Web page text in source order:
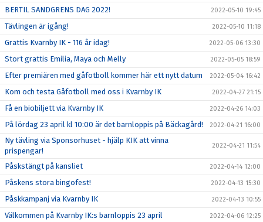
BERTIL SANDGRENS DAG 2022! 2022-05-10 19:45
Tävlingen är igång! 2022-05-10 11:18
Grattis Kvarnby IK - 116 år idag! 2022-05-06 13:30
Stort grattis Emilia, Maya och Melly 2022-05-05 18:59
Efter premiären med gåfotboll kommer här ett nytt datum 2022-05-04 16:42
Kom och testa Gåfotboll med oss i Kvarnby IK 2022-04-27 21:15
Få en biobiljett via Kvarnby IK 2022-04-26 14:03
På lördag 23 april kl 10:00 är det barnloppis på Bäckagård! 2022-04-21 16:00
Ny tävling via Sponsorhuset - hjälp KIK att vinna
prispengar!
2022-04-21 11:54
Påskstängt på kansliet 2022-04-14 12:00
Påskens stora bingofest! 2022-04-13 15:30
Påskkampanj via Kvarnby IK 2022-04-13 10:55
Välkommen på Kvarnby IK:s barnloppis 23 april 2022-04-06 12:25